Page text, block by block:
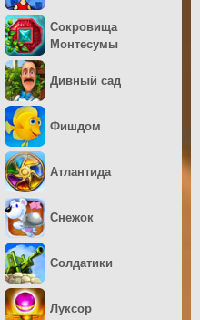
Сокровища
Монтесумы
Дивный сад
Фишдом
Атлантида
Снежок
Солдатики
Луксор